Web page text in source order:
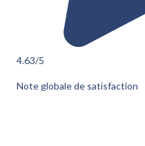
4.63/5
Note globale de satisfaction